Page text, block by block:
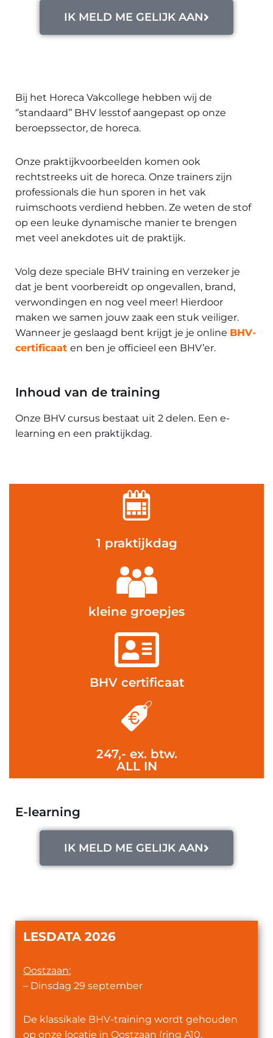
IK MELD ME GELIJK AAN
Bij het Horeca Vakcollege hebben wij de
‘’standaard’’ BHV lesstof aangepast op onze
beroepssector, de horeca.
Onze praktijkvoorbeelden komen ook
rechtstreeks uit de horeca. Onze trainers zijn
professionals die hun sporen in het vak
ruimschoots verdiend hebben. Ze weten de stof
op een leuke dynamische manier te brengen
met veel anekdotes uit de praktijk.
Volg deze speciale BHV training en verzeker je
dat je bent voorbereidt op ongevallen, brand,
verwondingen en nog veel meer! Hierdoor
maken we samen jouw zaak een stuk veiliger.
Wanneer je geslaagd bent krijgt je je online BHV-
certificaat en ben je officieel een BHV’er.
Inhoud van de training
Onze BHV cursus bestaat uit 2 delen. Een e-
learning en een praktijkdag.
1 praktijkdag
kleine groepjes
BHV certificaat
247,- ex. btw.
ALL IN
E-learning
IK MELD ME GELIJK AAN
LESDATA 2026
Oostzaan:
– Dinsdag 29 september
De klassikale BHV-training wordt gehouden
op onze locatie in Oostzaan (ring A10,